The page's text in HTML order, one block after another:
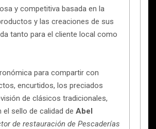
y competitiva basada en la
y las creaciones de sus
tanto para el cliente local como
para compartir con
encurtidos, los preciados
de clásicos tradicionales,
sello de calidad de Abel
de restauración de Pescaderías